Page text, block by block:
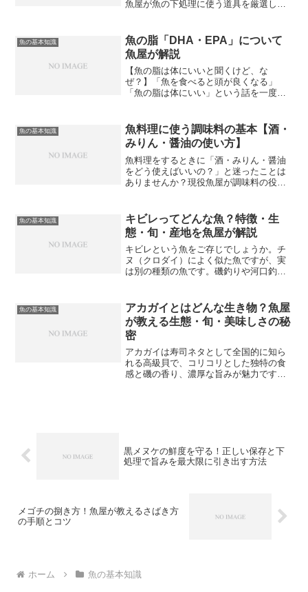
魚屋が魚の下処理に使う道具を厳選して7
うちょう）】魚を捌くときに最も重要な
道具です。刃が厚くて重...
魚の基本知識
魚の脂「DHA・EPA」について
魚屋が解説
【魚の脂は体にいいと聞くけど、な
ぜ？】「魚を食べると頭が良くなる」
「魚の脂は体にいい」という話を一度は
いのかをきちんと説明できる人は意外と
少ないのではないでしょうか...
魚の基本知識
魚料理に使う調味料の基本【酒・
みりん・醤油の使い方】
魚料理をするときに「酒・みりん・醤油
をどう使えばいいの？」と迷ったことは
ありませんか？現役魚屋が調味料の役割
と美味しくなりますよ！魚料理に欠かせ
ない3つの調味料魚料理の...
魚の基本知識
キビレってどんな魚？特徴・生
態・旬・産地を魚屋が解説
キビレという魚をご存じでしょうか。チ
ヌ（クロダイ）によく似た魚ですが、実
は別の種類の魚です。磯釣りや河口釣り
はキビレの基本的な特徴や生態、旬の時
期、産地など魚屋の視点か...
魚の基本知識
アカガイとはどんな生き物？魚屋
が教える生態・旬・美味しさの秘
密
アカガイは寿司ネタとして全国的に知ら
れる高級貝で、コリコリとした独特の食
感と磯の香り、濃厚な旨みが魅力です。
黒メヌケの鮮度を守る！正しい保存と下
処理で旨みを最大限に引き出す方法
メゴチの捌き方！魚屋が教えるさばき方
の手順とコツ
ホーム 魚の基本知識